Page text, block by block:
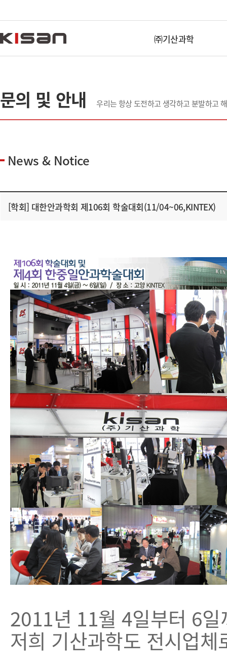
㈜기산과학
문의 및 안내 우리는 항상 도전하고 생각하고 분발하고
News & Notice
[학회] 대한안과학회 제106회 학술대회(11/04~06,KINTEX)
2011년 11월 4일부터 6일
저희 기산과학도 전시업